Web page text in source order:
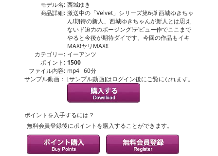
モデル名: 西城ゆき
商品詳細: 激送中の「Velvet」シリーズ第6弾 西城ゆきちゃ
ん!期待の新人、西城ゆきちゃんが新人とは思え
ないド迫力のポージング!デビュー作でここまで
やると今後が期待ダイです。今回の作品もイキ
MAX!ヤリMAX!!
カテゴリー: イーアンツ
ポイント: 1500
ファイル内容: mp4 60分
サンプル動画： [サンプル動画]はログイン後にご覧になれます。
ポイントを入手するには？
無料会員登録後にポイントを購入することができます。